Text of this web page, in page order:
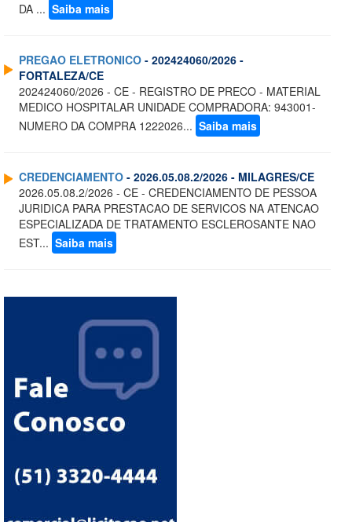
DA ... Saiba mais
PREGAO ELETRONICO - 202424060/2026 -
FORTALEZA/CE
202424060/2026 - CE - REGISTRO DE PRECO - MATERIAL
MEDICO HOSPITALAR UNIDADE COMPRADORA: 943001-
NUMERO DA COMPRA 1222026... Saiba mais
CREDENCIAMENTO - 2026.05.08.2/2026 - MILAGRES/CE
2026.05.08.2/2026 - CE - CREDENCIAMENTO DE PESSOA
JURIDICA PARA PRESTACAO DE SERVICOS NA ATENCAO
ESPECIALIZADA DE TRATAMENTO ESCLEROSANTE NAO
EST... Saiba mais